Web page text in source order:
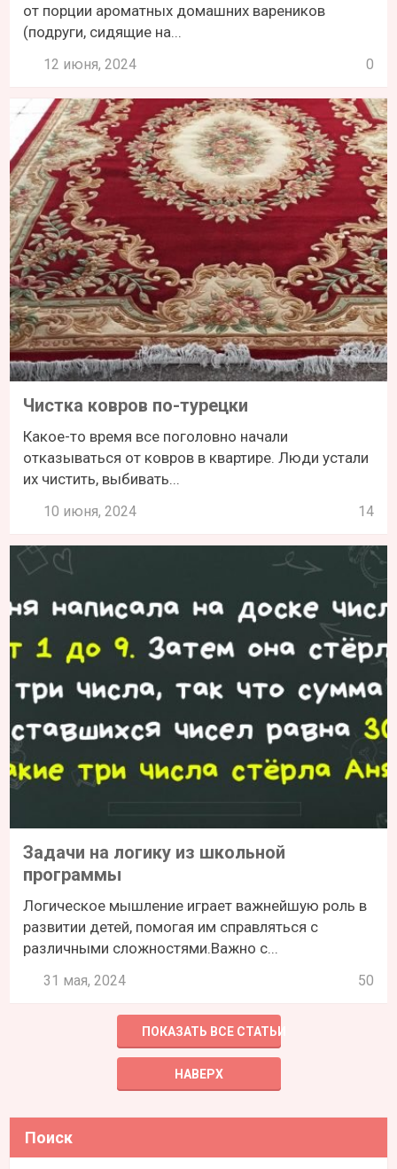
от порции ароматных домашних вареников
(подруги, сидящие на...
12 июня, 2024 0
Чистка ковров по-турецки
Какое-то время все поголовно начали
отказываться от ковров в квартире. Люди устали
их чистить, выбивать...
10 июня, 2024 14
Задачи на логику из школьной
программы
Логическое мышление играет важнейшую роль в
развитии детей, помогая им справляться с
различными сложностями.Важно с...
31 мая, 2024 50
ПОКАЗАТЬ ВСЕ СТАТЬИ
НАВЕРХ
Поиск